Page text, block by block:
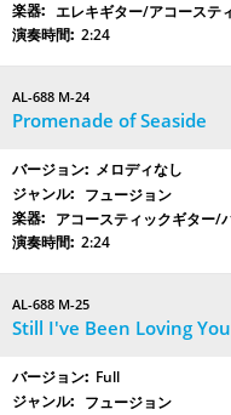
エレキギター/アコーステ
2:24
AL-688 M-24
Promenade of Seaside
メロディなし
フュージョン
アコースティックギター/
2:24
AL-688 M-25
Still I've Been Loving You
Full
フュージョン